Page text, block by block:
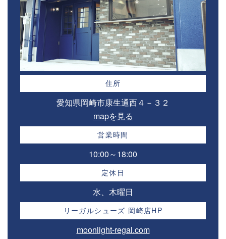
住所
愛知県岡崎市康生通西４－３２⁣
mapを見る
営業時間
10:00～18:00⁣
定休日
水、木曜日
リーガルシューズ 岡崎店HP
moonlight-regal.com